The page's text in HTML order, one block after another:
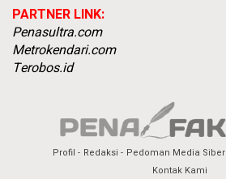
PARTNER LINK:
Penasultra.com
Metrokendari.com
Terobos.id
Profil Redaksi Pedoman Media Siber
Kontak Kami